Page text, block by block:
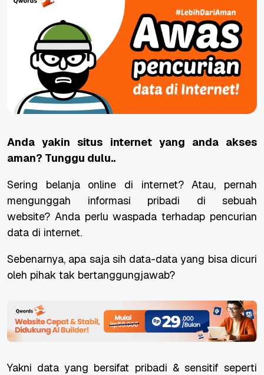
Anda yakin situs internet yang anda akses
aman? Tunggu dulu..
Sering belanja online di internet?Atau, pernah
mengunggah informasi pribadi di sebuah
website? Anda perlu waspada terhadap pencurian
data di internet.
Sebenarnya, apa saja sih data-data yang bisa dicuri
oleh pihak tak bertanggungjawab?
Yakni data yang bersifat pribadi & sensitif seperti